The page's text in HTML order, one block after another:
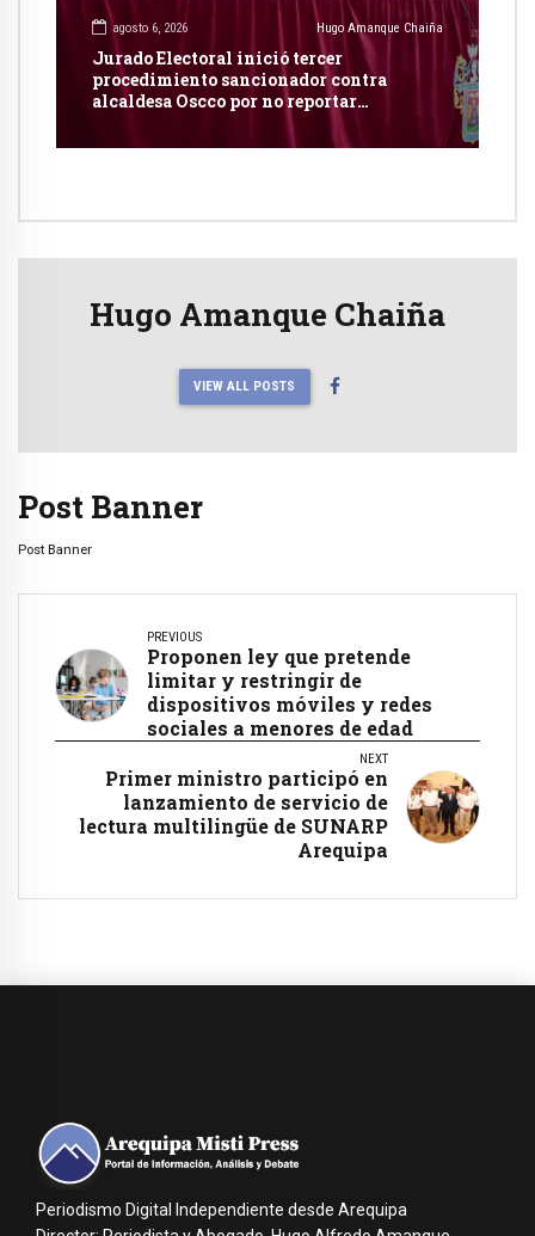
agosto 6, 2026 Hugo Amanque Chaiña
Jurado Electoral inició tercer
procedimiento sancionador contra
alcaldesa Oscco por no reportar
Hugo Amanque Chaiña
VIEW ALL POSTS
Post Banner
Post Banner
PREVIOUS
Proponen ley que pretende
limitar y restringir de
dispositivos móviles y redes
sociales a menores de edad
NEXT
Primer ministro participó en
lanzamiento de servicio de
lectura multilingüe de SUNARP
Arequipa
Periodismo Digital Independiente desde Arequipa